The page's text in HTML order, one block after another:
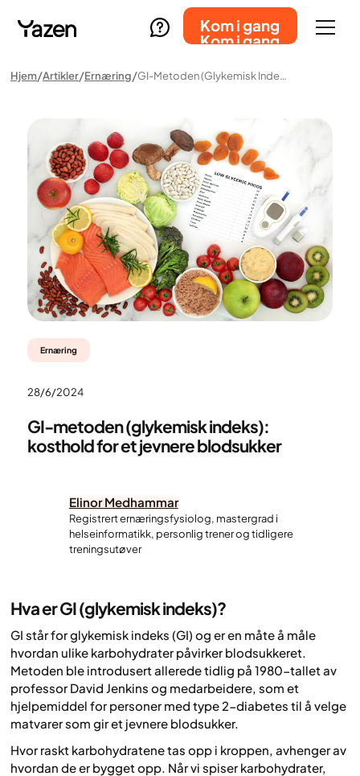
Kom i gang
Kom i gang
Hjem Artikler Ernæring GI-Metoden (glykemisk Indeks): Kosthold For Et Jevnere Blodsukker
Ernæring
28/6/2024
GI-metoden (glykemisk indeks):
kosthold for et jevnere blodsukker
Elinor Medhammar
Registrert ernæringsfysiolog, mastergrad i
helseinformatikk, personlig trener og tidligere
treningsutøver
Hva er GI (glykemisk indeks)?
GI står for glykemisk indeks (GI) og er en måte å måle
hvordan ulike karbohydrater påvirker blodsukkeret.
Metoden ble introdusert allerede tidlig på 1980-tallet av
professor David Jenkins og medarbeidere, som et
hjelpemiddel for personer med type 2-diabetes til å velge
matvarer som gir et jevnere blodsukker.
Hvor raskt karbohydratene tas opp i kroppen, avhenger av
hvordan de er bygget opp. Når vi spiser karbohydrater,